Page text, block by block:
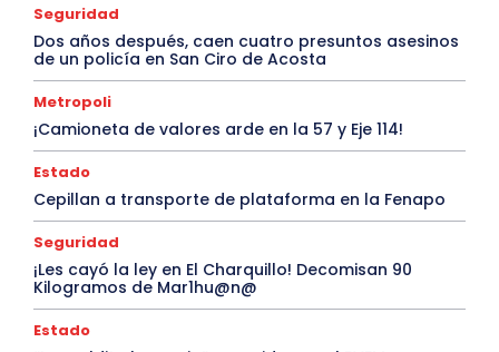
Seguridad
Dos años después, caen cuatro presuntos asesinos
de un policía en San Ciro de Acosta
Metropoli
¡Camioneta de valores arde en la 57 y Eje 114!
Estado
Cepillan a transporte de plataforma en la Fenapo
Seguridad
¡Les cayó la ley en El Charquillo! Decomisan 90
Kilogramos de Mar1hu@n@
Estado